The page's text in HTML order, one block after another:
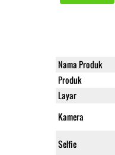
Nama Produk
Produk
Layar
Kamera
Selfie